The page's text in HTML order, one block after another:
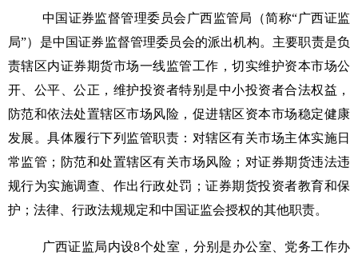
中国证券监督管理委员会广西监管局（简称“广西证监
局”）是中国证券监督管理委员会的派出机构。主要职责是负
责辖区内证券期货市场一线监管工作，切实维护资本市场公
开、公平、公正，维护投资者特别是中小投资者合法权益，
防范和依法处置辖区市场风险，促进辖区资本市场稳定健康
发展。具体履行下列监管职责：对辖区有关市场主体实施日
常监管；防范和处置辖区有关市场风险；对证券期货违法违
规行为实施调查、作出行政处罚；证券期货投资者教育和保
护；法律、行政法规规定和中国证监会授权的其他职责。
广西证监局内设8个处室，分别是办公室、党务工作办